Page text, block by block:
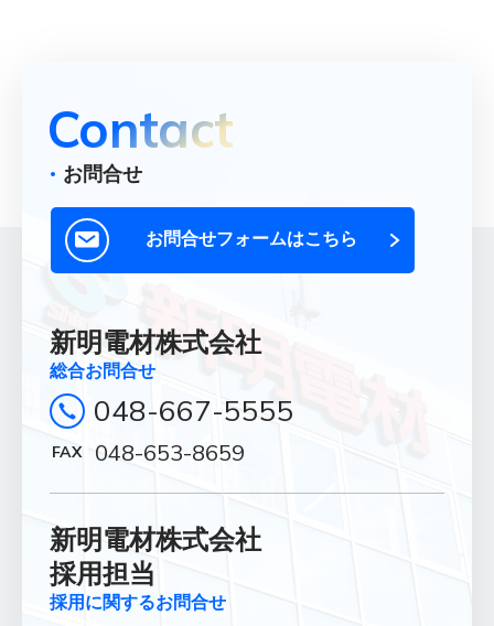
Contact
お問合せ
お問合せフォームはこちら
新明電材株式会社
総合お問合せ
048-667-5555
048-653-8659
新明電材株式会社
採用担当
採用に関するお問合せ